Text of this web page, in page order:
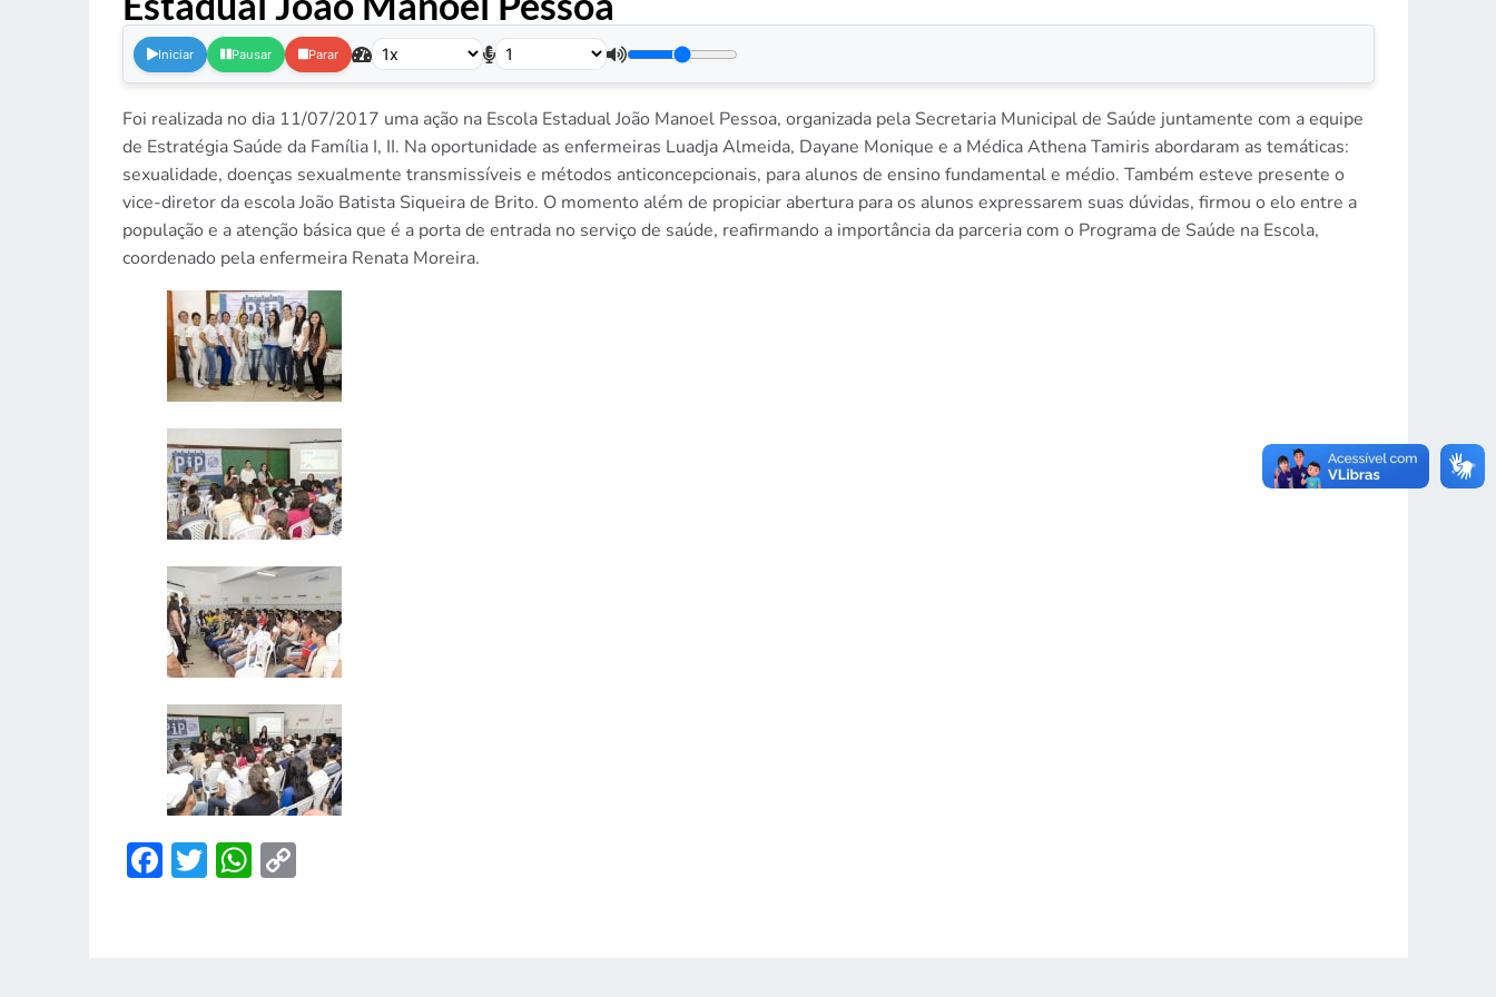
Iniciar Pausar Parar
Foi realizada no dia 11/07/2017 uma ação na Escola Estadual João Manoel Pessoa, organizada pela Secretaria Municipal de Saúde juntamente com a equipe
de Estratégia Saúde da Família I, II. Na oportunidade as enfermeiras Luadja Almeida, Dayane Monique e a Médica Athena Tamiris abordaram as temáticas:
sexualidade, doenças sexualmente transmissíveis e métodos anticoncepcionais, para alunos de ensino fundamental e médio. Também esteve presente o
vice-diretor da escola João Batista Siqueira de Brito. O momento além de propiciar abertura para os alunos expressarem suas dúvidas, firmou o elo entre a
população e a atenção básica que é a porta de entrada no serviço de saúde, reafirmando a importância da parceria com o Programa de Saúde na Escola,
coordenado pela enfermeira Renata Moreira.
Facebook
TwitterWhatsApp
Copy